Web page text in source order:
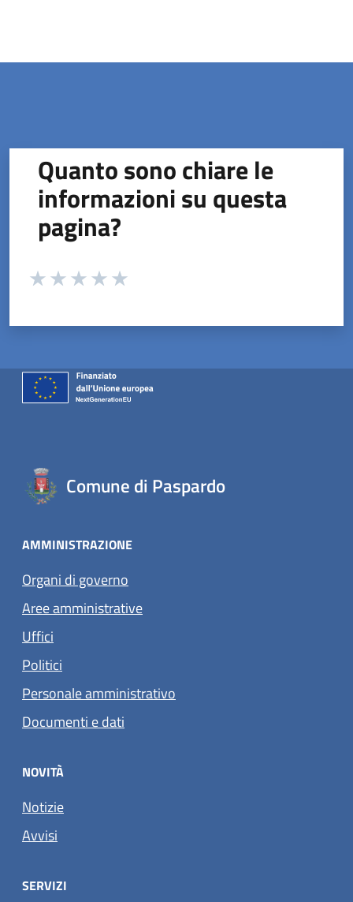
Quanto sono chiare le
informazioni su questa
pagina?
Valuta da 1 a 5 stelle la pagina
Comune di Paspardo
AMMINISTRAZIONE
Organi di governo
Aree amministrative
Uffici
Politici
Personale amministrativo
Documenti e dati
NOVITÀ
Notizie
Avvisi
SERVIZI